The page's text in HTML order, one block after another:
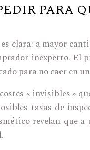
PARA
clara: a mayor
inexperto. El
para no caer en
« invisibles »
tasas de
revelan que